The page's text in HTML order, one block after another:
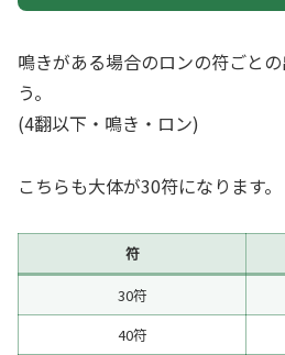
鳴きがある場合のロンの符ごと
う。
(4翻以下・鳴き・ロン)
こちらも大体が30符になります。
符
30符
40符